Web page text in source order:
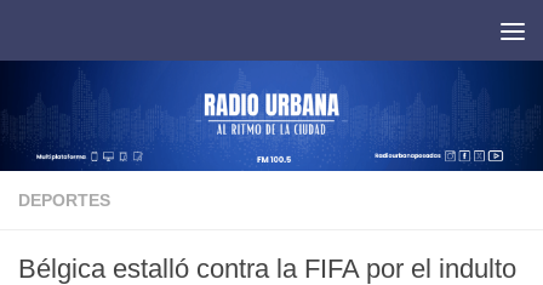
DEPORTES
Bélgica estalló contra la FIFA por el indulto